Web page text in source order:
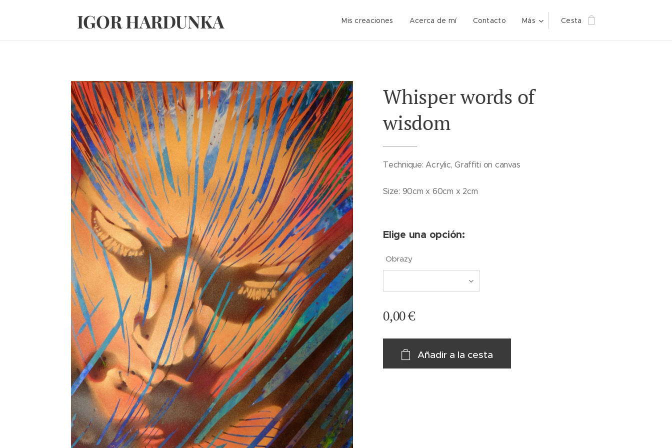
IGOR HARDUNKA Mis creaciones Acerca de mí Contacto Más Cesta
Whisper words of
wisdom
Technique: Acrylic, Graffiti on canvas
Size: 90cm x 60cm x 2cm
Elige una opción:
Obrazy
0,00€
Añadir a la cesta